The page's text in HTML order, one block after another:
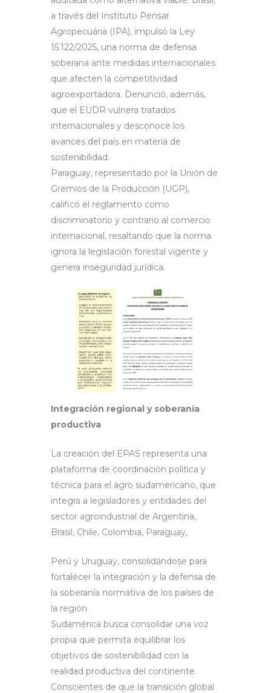
a través del Instituto Pensar
Agropecuária (IPA), impulsó la Ley
15.122/2025, una norma de defensa
soberana ante medidas internacionales
que afecten la competitividad
agroexportadora. Denunció, además,
que el EUDR vulnera tratados
internacionales y desconoce los
avances del país en materia de
sostenibilidad.
Paraguay, representado por la Unión de
Gremios de la Producción (UGP),
calificó el reglamento como
discriminatorio y contrario al comercio
internacional, resaltando que la norma
ignora la legislación forestal vigente y
genera inseguridad jurídica.
Integración regional y soberanía
productiva
La creación del EPAS representa una
plataforma de coordinación política y
técnica para el agro sudamericano, que
integra a legisladores y entidades del
sector agroindustrial de Argentina,
Brasil, Chile, Colombia, Paraguay,
Perú y Uruguay, consolidándose para
fortalecer la integración y la defensa de
la soberanía normativa de los países de
la región.
Sudamérica busca consolidar una voz
propia que permita equilibrar los
objetivos de sostenibilidad con la
realidad productiva del continente.
Conscientes de que la transición global